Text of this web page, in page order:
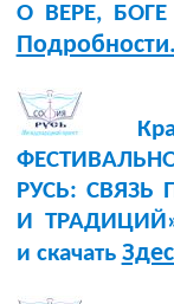
О ВЕРЕ,
Подробности.
РУСЬ: СВЯЗЬ
И
и скачать